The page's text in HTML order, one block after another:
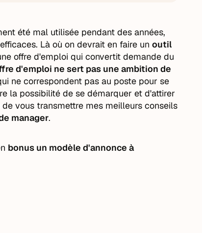
été mal utilisée pendant des années,
Là où on devrait en faire un outil
offre d'emploi qui convertit demande du
d'emploi ne sert pas une ambition de
ne correspondent pas au poste pour se
la possibilité de se démarquer et d'attirer
vous transmettre mes meilleurs conseils
manager.
bonus un modèle d'annonce à